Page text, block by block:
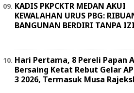
KADIS PKPCKTR MEDAN AKUI
KEWALAHAN URUS PBG:
BANGUNAN BERDIRI TANPA
Hari Pertama, 8 Pereli Papan
Bersaing Ketat Rebut Gelar
3 2026, Termasuk Musa